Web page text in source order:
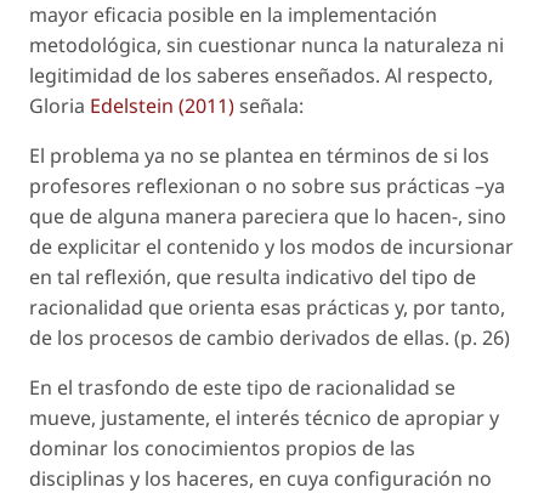
mayor eficacia posible en la implementación
metodológica, sin cuestionar nunca la naturaleza ni
legitimidad de los saberes enseñados. Al respecto,
Gloria Edelstein (2011)señala:
El problema ya no se plantea en términos de si los
profesores reflexionan o no sobre sus prácticas –ya
que de alguna manera pareciera que lo hacen-, sino
de explicitar el contenido y los modos de incursionar
en tal reflexión, que resulta indicativo del tipo de
racionalidad que orienta esas prácticas y, por tanto,
de los procesos de cambio derivados de ellas. (p. 26)
En el trasfondo de este tipo de racionalidad se
mueve, justamente, el interés técnico de apropiar y
dominar los conocimientos propios de las
disciplinas y los haceres, en cuya configuración no